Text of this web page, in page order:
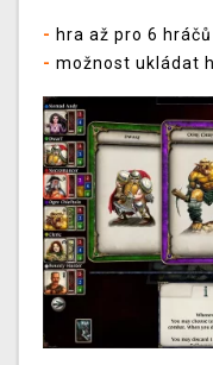
- hra až pro 6
- možnost ukládat